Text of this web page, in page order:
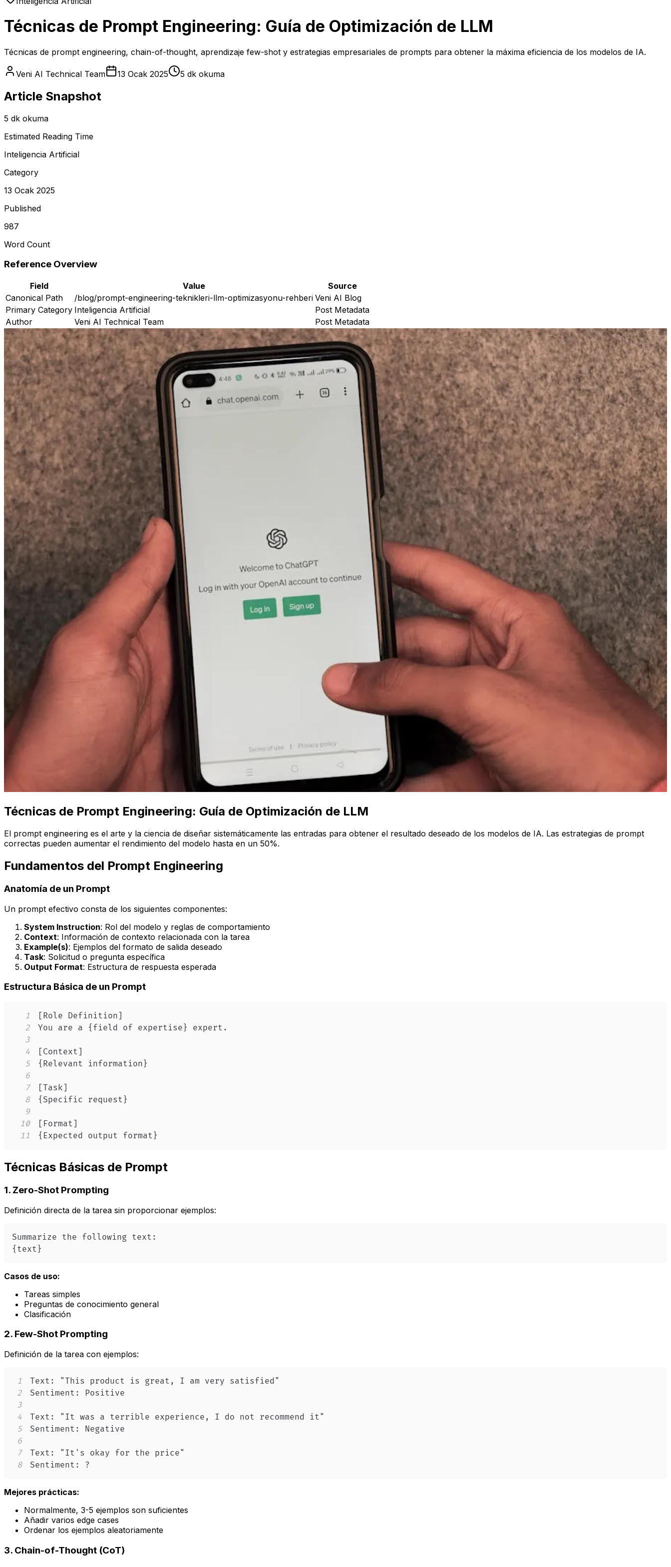
Técnicas de Prompt Engineering: Guía de Optimización de LLM
Técnicas de prompt engineering, chain-of-thought, aprendizaje few-shot y estrategias empresariales de prompts para obtener la máxima eficiencia de los modelos de IA.
Veni AI Technical Team 13 Ocak 2025 5 dk okuma
Article Snapshot
5 dk okuma
Estimated Reading Time
Inteligencia Artificial
Category
13 Ocak 2025
Published
987
Word Count
Reference Overview
Field Value
Source
Canonical Path
/blog/prompt-engineering-teknikleri-llm-optimizasyonu-rehberi Veni AI Blog
Primary Category Inteligencia Artificial
Post Metadata
Author
Veni AI Technical Team Post Metadata
Técnicas de Prompt Engineering: Guía de Optimización de LLM
El prompt engineering es el arte y la ciencia de diseñar sistemáticamente las entradas para obtener el resultado deseado de los modelos de IA. Las estrategias de prompt
correctas pueden aumentar el rendimiento del modelo hasta en un 50%.
Fundamentos del Prompt Engineering
Anatomía de un Prompt
Un prompt efectivo consta de los siguientes componentes:
System Instruction: Rol del modelo y reglas de comportamiento
Context: Información de contexto relacionada con la tarea
Example(s): Ejemplos del formato de salida deseado
Task: Solicitud o pregunta específica
Output Format: Estructura de respuesta esperada
Estructura Básica de un Prompt
1
2
3
4
5
6
7
8
9
10
11
{Expected output format}
Técnicas Básicas de Prompt
1. Zero-Shot Prompting
Definición directa de la tarea sin proporcionar ejemplos:
{text}
Casos de uso:
Tareas simples
Preguntas de conocimiento general
Clasificación
2. Few-Shot Prompting
Definición de la tarea con ejemplos:
1
2
3
4
5
6
7
8
Sentiment: ?
Mejores prácticas:
Normalmente, 3-5 ejemplos son suficientes
Añadir varios edge cases
Ordenar los ejemplos aleatoriamente
3. Chain-of-Thought (CoT)